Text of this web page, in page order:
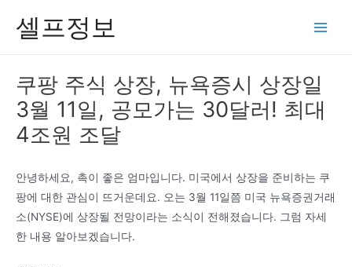
셀프정보
쿠팡 주식 상장, 뉴욕증시 상장일
3월 11일, 공모가는 30달러! 최대
4조원 조달
안녕하세요, 촉이 좋은 엄마입니다. 미국에서 상장을 준비하는 쿠
팡에 대한 관심이 뜨거운데요. 오는 3월 11일쯤 미국 뉴욕증권거래
소(NYSE)에 상장될 전망이라는 소식이 전해졌습니다. 그럼 자세
한 내용 알아보겠습니다.